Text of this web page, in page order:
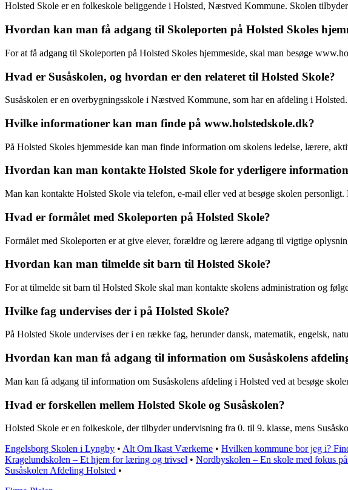
Holsted Skole er en folkeskole beliggende i Holsted, Næstved Kommune. Skolen
Hvordan kan man få adgang til Skoleporten på Holsted Skoles
For at få adgang til Skoleporten på Holsted Skoles hjemmeside, skal man besøge
Hvad er Susåskolen, og hvordan er den relateret til Holsted Skole?
Susåskolen er en overbygningsskole i Næstved Kommune, som har en afdeling i
Hvilke informationer kan man finde på www.holstedskole.dk?
På Holsted Skoles hjemmeside kan man finde information om skolens ledelse, lærere,
Hvordan kan man kontakte Holsted Skole for yderligere
Man kan kontakte Holsted Skole via telefon, e-mail eller ved at besøge skolen
Hvad er formålet med Skoleporten på Holsted Skole?
Formålet med Skoleporten er at give elever, forældre og lærere adgang til vigtige
Hvordan kan man tilmelde sit barn til Holsted Skole?
For at tilmelde sit barn til Holsted Skole skal man kontakte skolens administration og
Hvilke fag undervises der i på Holsted Skole?
På Holsted Skole undervises der i en række fag, herunder dansk, matematik, engelsk,
Hvordan kan man få adgang til information om Susåskolens
Man kan få adgang til information om Susåskolens afdeling i Holsted ved at besøge
Hvad er forskellen mellem Holsted Skole og Susåskolen?
Holsted Skole er en folkeskole, der tilbyder undervisning fra 0. til 9. klasse, mens
Engelsborg Skolen i Lyngby • Alt Om Ikast Værkerne • Hvilken kommune bor jeg i?
Kragelundskolen – Et hjem for læring og trivsel • Nordbyskolen – En skole med fokus
Susåskolen Afdeling Holsted •